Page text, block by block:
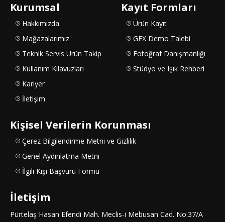
Kurumsal
Hakkımızda
Mağazalarımız
Teknik Servis Ürün Takip
Kullanım Kılavuzları
Kariyer
İletişim
Kayıt Formları
Ürün Kayıt
GFX Demo Talebi
Fotoğraf Danışmanlığı
Stüdyo ve Işık Rehberi
Kişisel Verilerin Korunması
Çerez Bilgilendirme Metni ve Gizlilik
Genel Aydınlatma Metni
İlgili Kişi Başvuru Formu
İletişim
Pürtelaş Hasan Efendi Mah. Meclis-i Mebusan Cad. No:37/A